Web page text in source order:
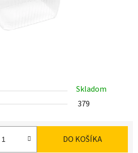
Skladom
379
DO KOŠÍKA